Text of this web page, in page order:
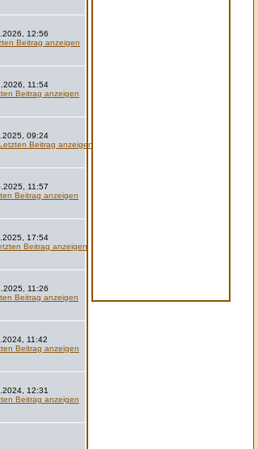
12:56
11:54
09:24
11:57
17:54
11:26
11:42
12:31